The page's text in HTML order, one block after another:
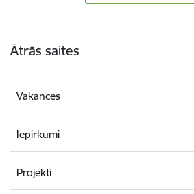
Ātrās saites
Vakances
Iepirkumi
Projekti